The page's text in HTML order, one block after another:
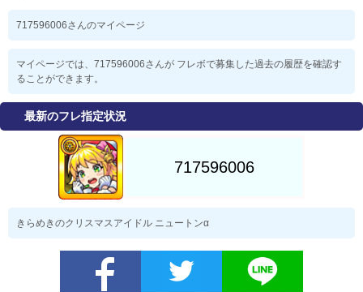
717596006さんのマイページ
マイページでは、717596006さんが フレボで募集した過去の履歴を確認す
ることができます。
最新のフレ指定状況
きらめきのクリスマスアイドル ニュートンα